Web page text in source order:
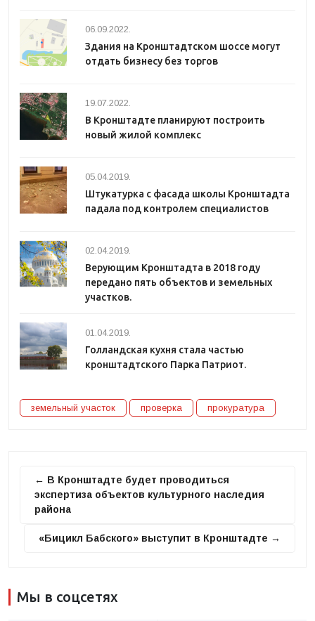
06.09.2022.
Здания на Кронштадтском шоссе могут
отдать бизнесу без торгов
19.07.2022.
В Кронштадте планируют построить
новый жилой комплекс
05.04.2019.
Штукатурка с фасада школы Кронштадта
падала под контролем специалистов
02.04.2019.
Верующим Кронштадта в 2018 году
передано пять объектов и земельных
участков.
01.04.2019.
Голландская кухня стала частью
кронштадтского Парка Патриот.
земельный участок проверка прокуратура
← В Кронштадте будет проводиться
экспертиза объектов культурного наследия
района
«Бицикл Бабского» выступит в Кронштадте →
Мы в соцсетях